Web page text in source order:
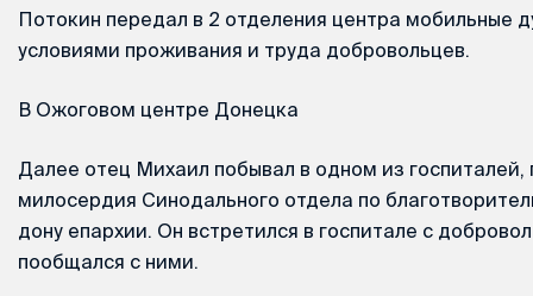
Потокин передал в 2 отделения центра мобильные
условиями проживания и труда добровольцев.
В Ожоговом центре Донецка
Далее отец Михаил побывал в одном из госпиталей,
милосердия Синодального отдела по
дону епархии. Он встретился в госпитале с
пообщался с ними.